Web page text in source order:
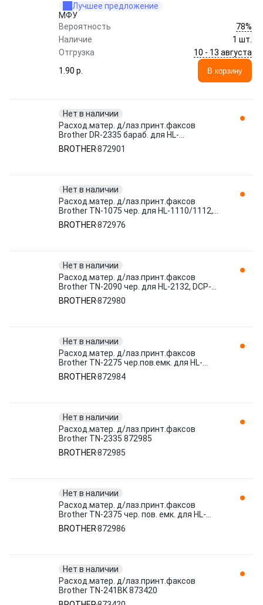
Лучшее предложение
МФУ
Вероятность
78%
Наличие
1 шт.
Отгрузка
10 - 13 августа
1.90 p.
В корзину
Нет в наличии
Расход.матер. д/лаз.принт.факсов
Brother DR-2335 бараб. для HL-
L2300D/L2340 штр. 4977766739061
872901
BROTHER872901
Нет в наличии
Расход.матер. д/лаз.принт.факсов
Brother TN-1075 чер. для HL-1110/1112,
DCP штр. 4977766721721 872976
BROTHER872976
Нет в наличии
Расход.матер. д/лаз.принт.факсов
Brother TN-2090 чер. для HL-2132, DCP-
7057 штр. 4977766682978 872980
BROTHER872980
Нет в наличии
Расход.матер. д/лаз.принт.факсов
Brother TN-2275 чер.пов.емк. для HL-
2240/2 штр. 4977766683050 872984
BROTHER872984
Нет в наличии
Расход.матер. д/лаз.принт.факсов
Brother TN-2335 872985
BROTHER872985
Нет в наличии
Расход.матер. д/лаз.принт.факсов
Brother TN-2375 чер. пов. емк. для HL-
L230 штр. 4977766739023 872986
BROTHER872986
Нет в наличии
Расход.матер. д/лаз.принт.факсов
Brother TN-241BK 873420